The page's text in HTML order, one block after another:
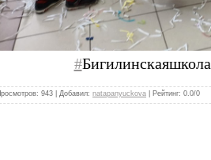
#Бигилинскаяшкола
: 943 Добавил: natapanyuckova Рейтинг: 0.0/0